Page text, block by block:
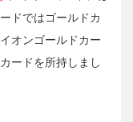
ドではゴールドカ
オンゴールドカー
ードを所持しまし